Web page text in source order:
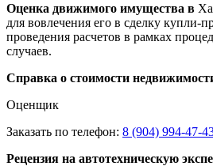
Оценка движимого имущества в
для вовлечения его в сделку купли-
проведения расчетов в рамках
случаев.
Справка о стоимости
Оценщик
Заказать по телефон: 8 (904) 994-47-
Рецензия на автотехническую